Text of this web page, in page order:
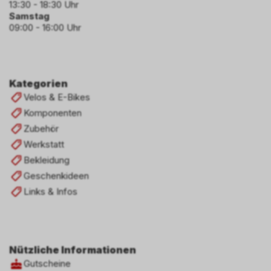
Kategorien
Velos & E-Bikes
Komponenten
Zubehör
Werkstatt
Bekleidung
Geschenkideen
Links & Infos
Nützliche Informationen
Gutscheine
13:30 - 18:30 Uhr
Samstag
09:00 - 16:00 Uhr